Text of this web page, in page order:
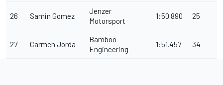
26 Samin Gomez
Jenzer
Motorsport
1:50.890 25
27 Carmen Jorda
Bamboo
Engineering
1:51.457 34